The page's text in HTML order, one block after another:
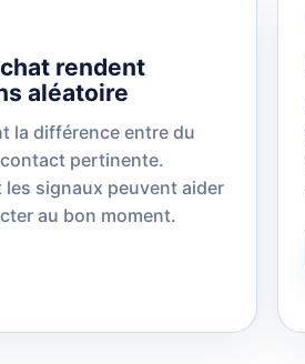
rendent
aléatoire
la différence entre du
pertinente.
signaux peuvent aider
au bon moment.